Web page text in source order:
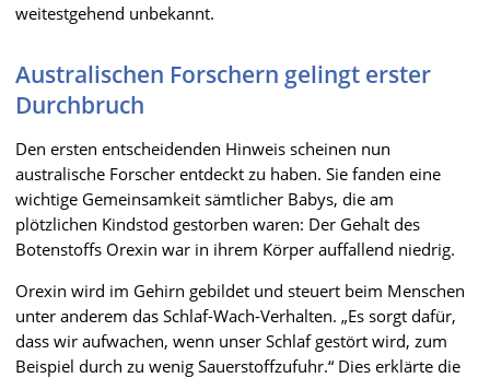
weitestgehend unbekannt.
Australischen Forschern gelingt erster
Durchbruch
Den ersten entscheidenden Hinweis scheinen nun
australische Forscher entdeckt zu haben. Sie fanden eine
wichtige Gemeinsamkeit sämtlicher Babys, die am
plötzlichen Kindstod gestorben waren: Der Gehalt des
Botenstoffs Orexin war in ihrem Körper auffallend niedrig.
Orexin wird im Gehirn gebildet und steuert beim Menschen
unter anderem das Schlaf-Wach-Verhalten. „Es sorgt dafür,
dass wir aufwachen, wenn unser Schlaf gestört wird, zum
Beispiel durch zu wenig Sauerstoffzufuhr.“ Dies erklärte die